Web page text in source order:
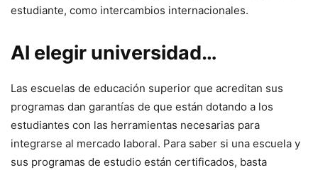
estudiante, como intercambios internacionales.
Al elegir universidad…
Las escuelas de educación superior que acreditan sus
programas dan garantías de que están dotando a los
estudiantes con las herramientas necesarias para
integrarse al mercado laboral. Para saber si una escuela y
sus programas de estudio están certificados, basta